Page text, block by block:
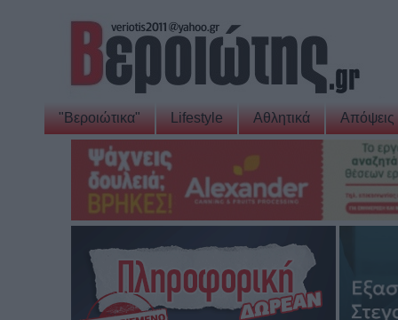
"Βεροιώτικα" Lifestyle Αθλητικά Απόψεις